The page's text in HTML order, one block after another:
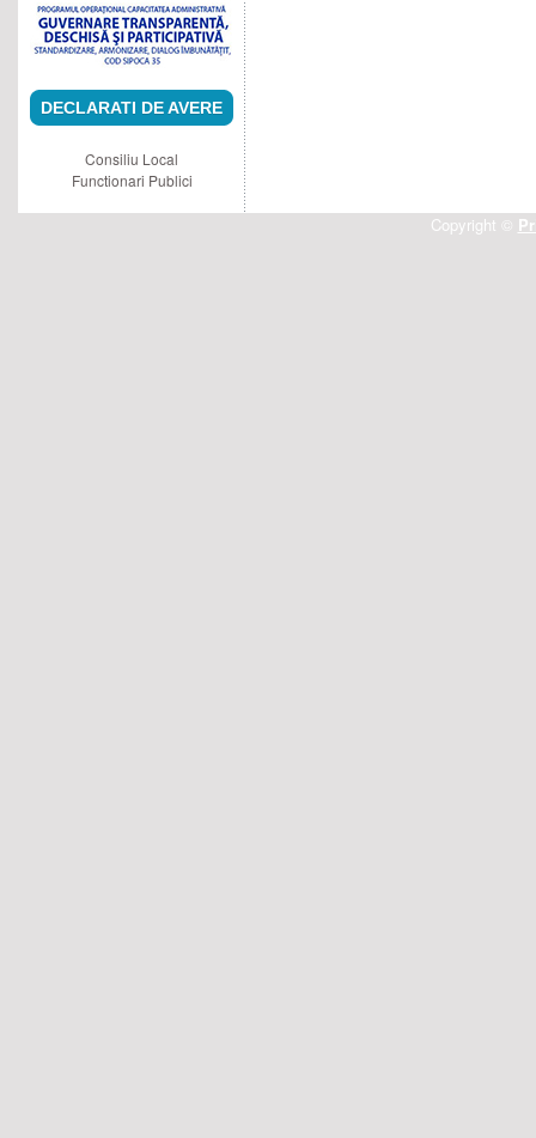
DECLARATI DE AVERE
Consiliu Local
Functionari Publici
Copyright ©